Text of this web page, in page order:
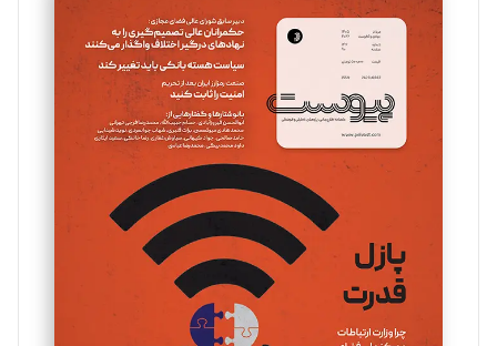
سروش کرمیان
تحریریه
مینا پاکدل
یسنا امان‌پور
تحریریه